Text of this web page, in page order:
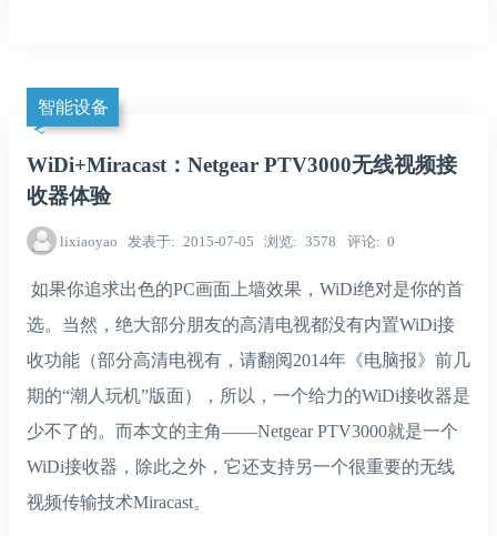
智能设备
WiDi+Miracast：Netgear PTV3000无线视频接
收器体验
lixiaoyao 发表于 2015-07-05 浏览 3578 评论 0
如果你追求出色的PC画面上墙效果，WiDi绝对是你的首
选。当然，绝大部分朋友的高清电视都没有内置WiDi接
收功能（部分高清电视有，请翻阅2014年《电脑报》前几
期的“潮人玩机”版面），所以，一个给力的WiDi接收器是
少不了的。而本文的主角——Netgear PTV3000就是一个
WiDi接收器，除此之外，它还支持另一个很重要的无线
视频传输技术Miracast。